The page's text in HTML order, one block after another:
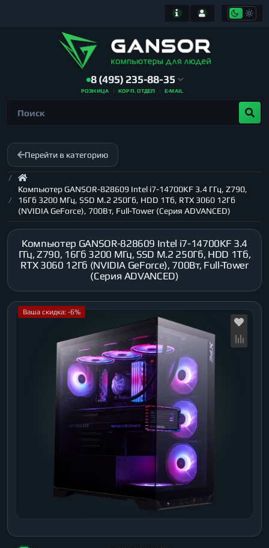
8 (495) 235-88-35
РОЗНИЦА КОРП. ОТДЕЛ E-MAIL
Перейти в категорию
Компьютер GANSOR-828609 Intel i7-14700KF 3.4 ГГц, Z790,
16Гб 3200 МГц, SSD M.2 250Гб, HDD 1Тб, RTX 3060 12Гб
(NVIDIA GeForce), 700Вт, Full-Tower (Серия ADVANCED)
Компьютер GANSOR-828609 Intel i7-14700KF 3.4
ГГц, Z790, 16Гб 3200 МГц, SSD M.2 250Гб, HDD 1Тб,
RTX 3060 12Гб (NVIDIA GeForce), 700Вт, Full-Tower
(Серия ADVANCED)
Ваша скидка: -6%